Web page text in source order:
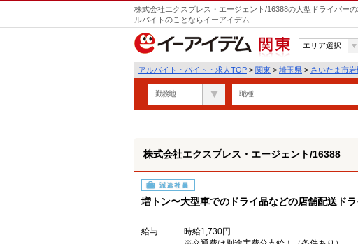
株式会社エクスプレス・エージェント/16388の大型ドライバー
ルバイトのことならイーアイデム
関東
エリア選択
アルバイト・バイト・求人TOP > 関東 > 埼玉県 > さいたま市
勤務地 職種
株式会社エクスプレス・エージェント/16388
派遣社員
増トン〜大型車でのドライ品などの店舗配送ド
給与
時給1,730円